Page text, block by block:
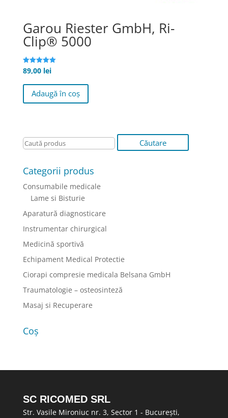
Garou Riester GmbH, Ri-
Clip® 5000
Evaluat la
5.00
89,00 lei
Adaugă în coș
Categorii produs
Consumabile medicale
Lame si Bisturie
Aparatură diagnosticare
Instrumentar chirurgical
Medicină sportivă
Echipament Medical Protectie
Ciorapi compresie medicala Belsana GmbH
Traumatologie – osteosinteză
Masaj si Recuperare
Coș
SC RICOMED SRL
Str. Vasile Mironiuc nr. 3, Sector 1 - București,